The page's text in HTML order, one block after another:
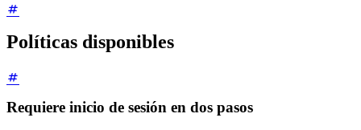
Políticas disponibles
Requiere inicio de sesión en dos pasos